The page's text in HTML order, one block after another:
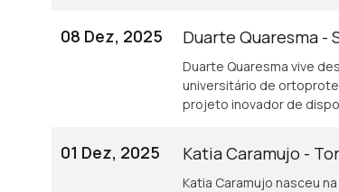
08 Dez, 2025 Duarte Quaresma -
Duarte Quaresma vive
universitário de
projeto inovador de
01 Dez, 2025 Katia Caramujo -
Katia Caramujo nasceu